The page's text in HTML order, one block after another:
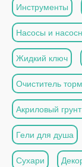
Инструменты
Насосы и
Жидкий ключ
Очиститель
Акриловый
Гели для душа
Сухари